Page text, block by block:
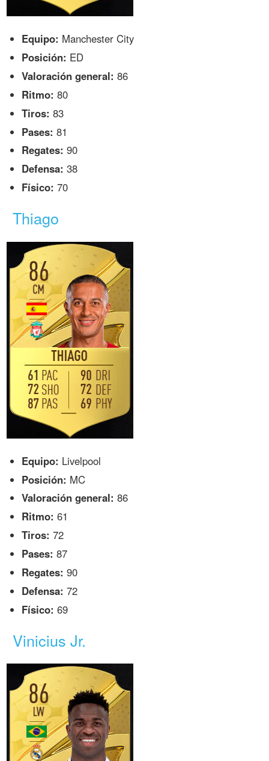
Equipo: Manchester City
Posición: ED
Valoración general: 86
Ritmo: 80
Tiros: 83
Pases: 81
Regates: 90
Defensa: 38
Físico: 70
Thiago
Equipo: Livelpool
Posición: MC
Valoración general: 86
Ritmo: 61
Tiros: 72
Pases: 87
Regates: 90
Defensa: 72
Físico: 69
Vinicius Jr.